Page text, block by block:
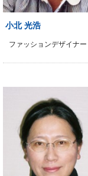
小北 光浩
ファッションデザイナー